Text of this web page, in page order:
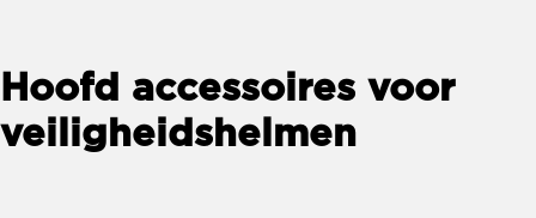
Hoofd accessoires voor
veiligheidshelmen